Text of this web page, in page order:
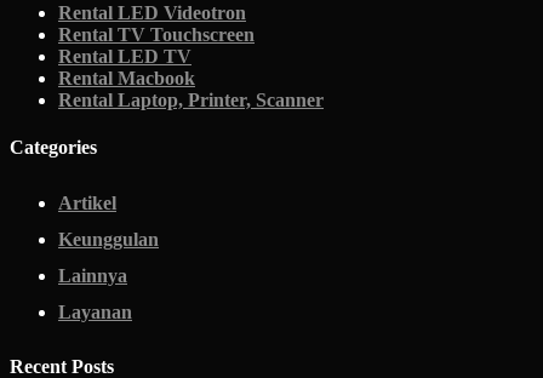
Rental LED Videotron
Rental TV Touchscreen
Rental LED TV
Rental Macbook
Rental Laptop, Printer, Scanner
Categories
Artikel
Keunggulan
Lainnya
Layanan
Recent Posts